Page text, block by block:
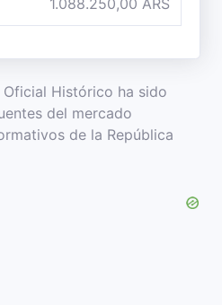
1.088.250,00 ARS
Histórico ha sido
del mercado
de la República